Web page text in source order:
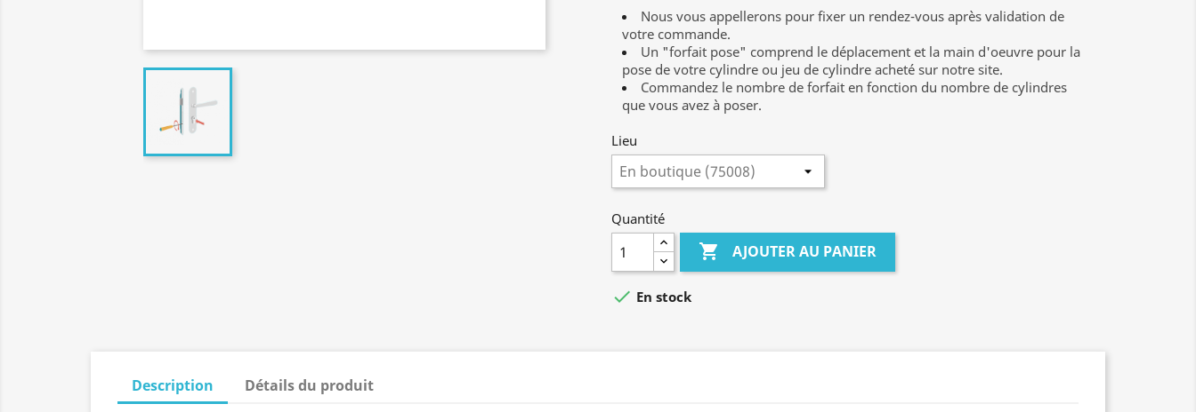
Nous vous appellerons pour fixer un rendez-vous après validation de
votre commande.
Un "forfait pose" comprend le déplacement et la main d'oeuvre pour la
pose de votre cylindre ou jeu de cylindre acheté sur notre site.
Commandez le nombre de forfait en fonction du nombre de cylindres
que vous avez à poser.
Lieu
Quantité
 AJOUTER AU PANIER
 En stock
Description Détails du produit